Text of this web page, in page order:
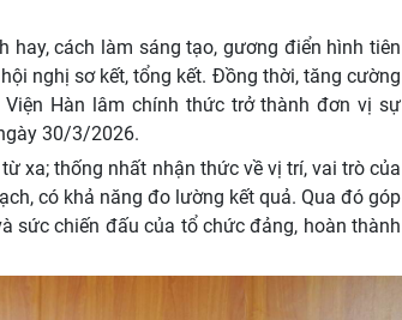
hay, cách làm sáng tạo, gương điển hình tiên
nghị sơ kết, tổng kết. Đồng thời, tăng cường
Hàn lâm chính thức trở thành đơn vị sự
30/3/2026.
xa; thống nhất nhận thức về vị trí, vai trò của
có khả năng đo lường kết quả. Qua đó góp
sức chiến đấu của tổ chức đảng, hoàn thành